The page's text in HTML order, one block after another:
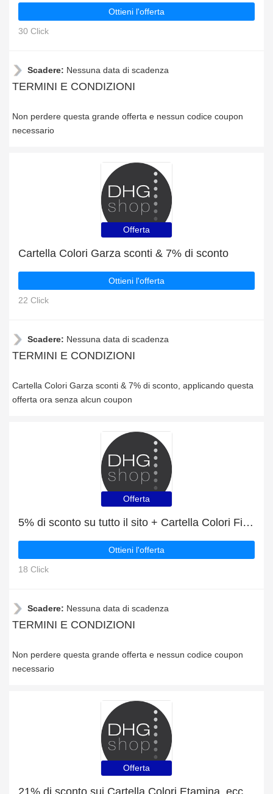
Ottieni l'offerta
30 Click
Scadere: Nessuna data di scadenza
TERMINI E CONDIZIONI
Non perdere questa grande offerta e nessun codice coupon
necessario
Offerta
Cartella Colori Garza sconti & 7% di sconto
Ottieni l'offerta
22 Click
Scadere: Nessuna data di scadenza
TERMINI E CONDIZIONI
Cartella Colori Garza sconti & 7% di sconto, applicando questa
offerta ora senza alcun coupon
Offerta
5% di sconto su tutto il sito + Cartella Colori Finta Pelle Deluxe sconto
Ottieni l'offerta
18 Click
Scadere: Nessuna data di scadenza
TERMINI E CONDIZIONI
Non perdere questa grande offerta e nessun codice coupon
necessario
Offerta
21% di sconto sui Cartella Colori Etamina, ecc.